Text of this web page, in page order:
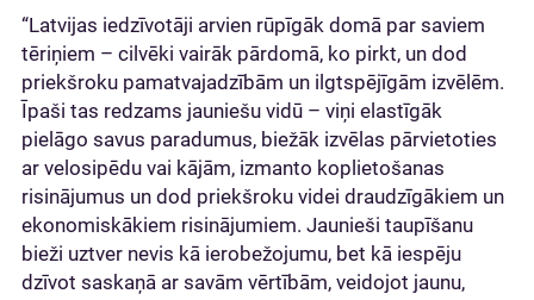
“Latvijas iedzīvotāji arvien rūpīgāk domā par saviem
tēriņiem – cilvēki vairāk pārdomā, ko pirkt, un dod
priekšroku pamatvajadzībām un ilgtspējīgām izvēlēm.
Īpaši tas redzams jauniešu vidū – viņi elastīgāk
pielāgo savus paradumus, biežāk izvēlas pārvietoties
ar velosipēdu vai kājām, izmanto koplietošanas
risinājumus un dod priekšroku videi draudzīgākiem un
ekonomiskākiem risinājumiem. Jaunieši taupīšanu
bieži uztver nevis kā ierobežojumu, bet kā iespēju
dzīvot saskaņā ar savām vērtībām, veidojot jaunu,